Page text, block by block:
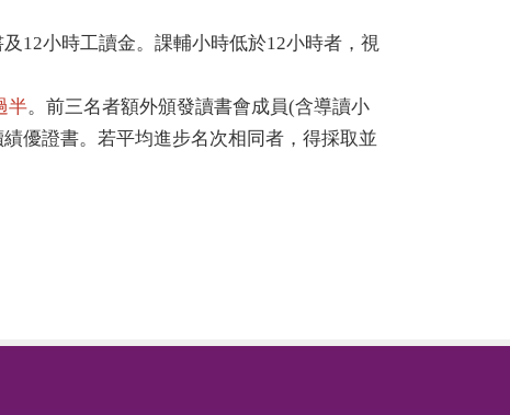
12小時工讀金。課輔小時低於12小時者，視
半。前三名者額外頒發讀書會成員(含導讀小
優證書。若平均進步名次相同者，得採取並